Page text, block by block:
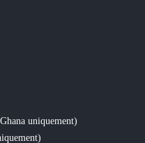
uniquement)
)